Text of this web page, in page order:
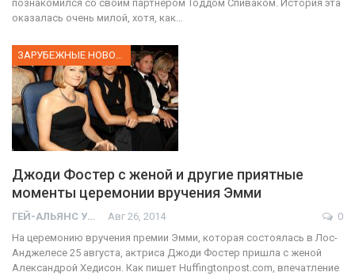
познакомился со своим партнером Тоддом Спиваком. История эта
оказалась очень милой, хотя, как…
ЗАРУБЕЖНЫЕ НОВОСТИ
Джоди Фостер с женой и другие приятные
моменты церемонии вручения Эмми
ГЕЙ-АЛЬЯНС УКРАИНА Авг 26, 2014
0
На церемонию вручения премии Эмми, которая состоялась в Лос-
Анджелесе 25 августа, актриса Джоди Фостер пришла с женой
Александрой Хедисон. Как пишет Нuffingtonpost.com, впечатление